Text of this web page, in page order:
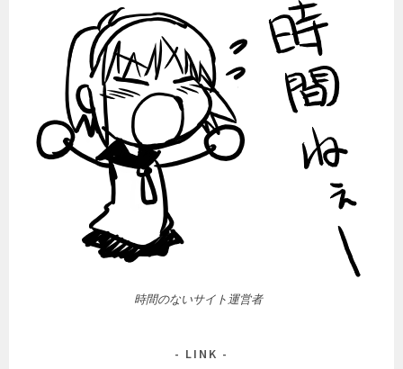
時間のないサイト運営者
LINK